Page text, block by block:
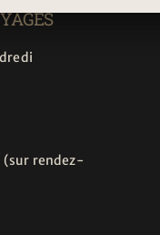
rendez-